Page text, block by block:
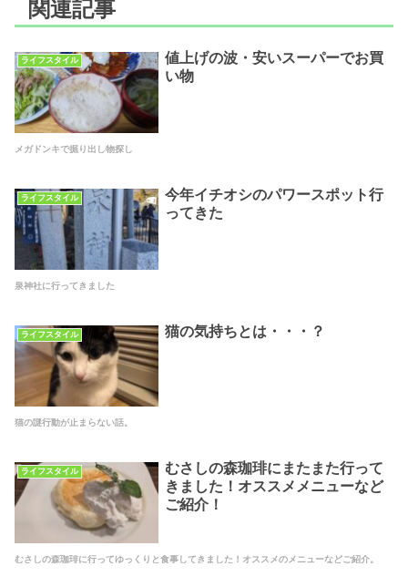
関連記事
ライフスタイル
値上げの波・安いスーパーでお買
い物
メガドンキで掘り出し物探し
ライフスタイル
今年イチオシのパワースポット行
ってきた
泉神社に行ってきました
ライフスタイル 猫の気持ちとは・・・？
猫の謎行動が止まらない話。
ライフスタイル
むさしの森珈琲にまたまた行って
きました！オススメメニューなど
ご紹介！
むさしの森珈琲に行ってゆっくりと食事してきました！オススメのメニューなどご紹介。